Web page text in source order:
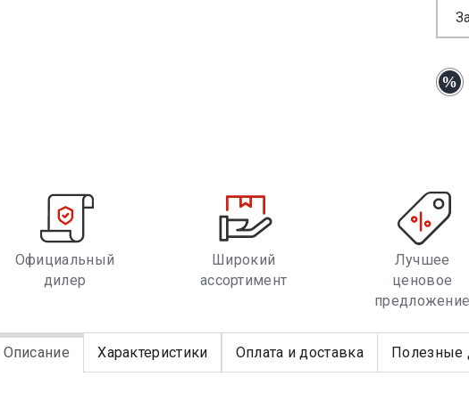
Официальный
дилер
Широкий
ассортимент
Лучшее
ценовое
предложение
Описание Характеристики Оплата и доставка Полезные